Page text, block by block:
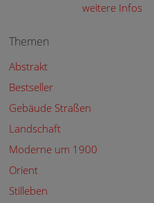
weitere Infos
Themen
Abstrakt
Bestseller
Gebäude Straßen
Landschaft
Moderne um 1900
Orient
Stilleben